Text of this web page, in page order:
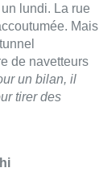
pour
vous